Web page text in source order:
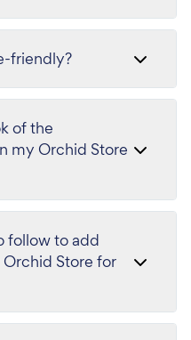
friendly?
of the
my Orchid Store
follow to add
Store for